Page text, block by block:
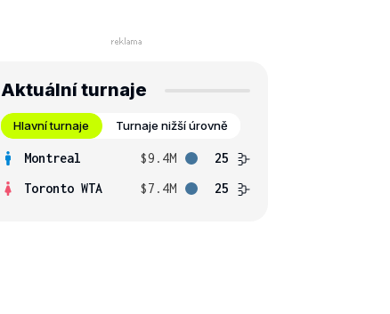
Aktuální turnaje
Hlavní turnaje Turnaje nižší úrovně
Montreal $9.4M
25
Toronto WTA
$7.4M 25